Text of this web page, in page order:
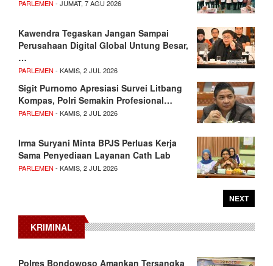
PARLEMEN - JUMAT, 7 AGU 2026
Kawendra Tegaskan Jangan Sampai
Perusahaan Digital Global Untung Besar,
…
PARLEMEN - KAMIS, 2 JUL 2026
Sigit Purnomo Apresiasi Survei Litbang
Kompas, Polri Semakin Profesional…
PARLEMEN - KAMIS, 2 JUL 2026
Irma Suryani Minta BPJS Perluas Kerja
Sama Penyediaan Layanan Cath Lab
PARLEMEN - KAMIS, 2 JUL 2026
NEXT
KRIMINAL
Polres Bondowoso Amankan Tersangka